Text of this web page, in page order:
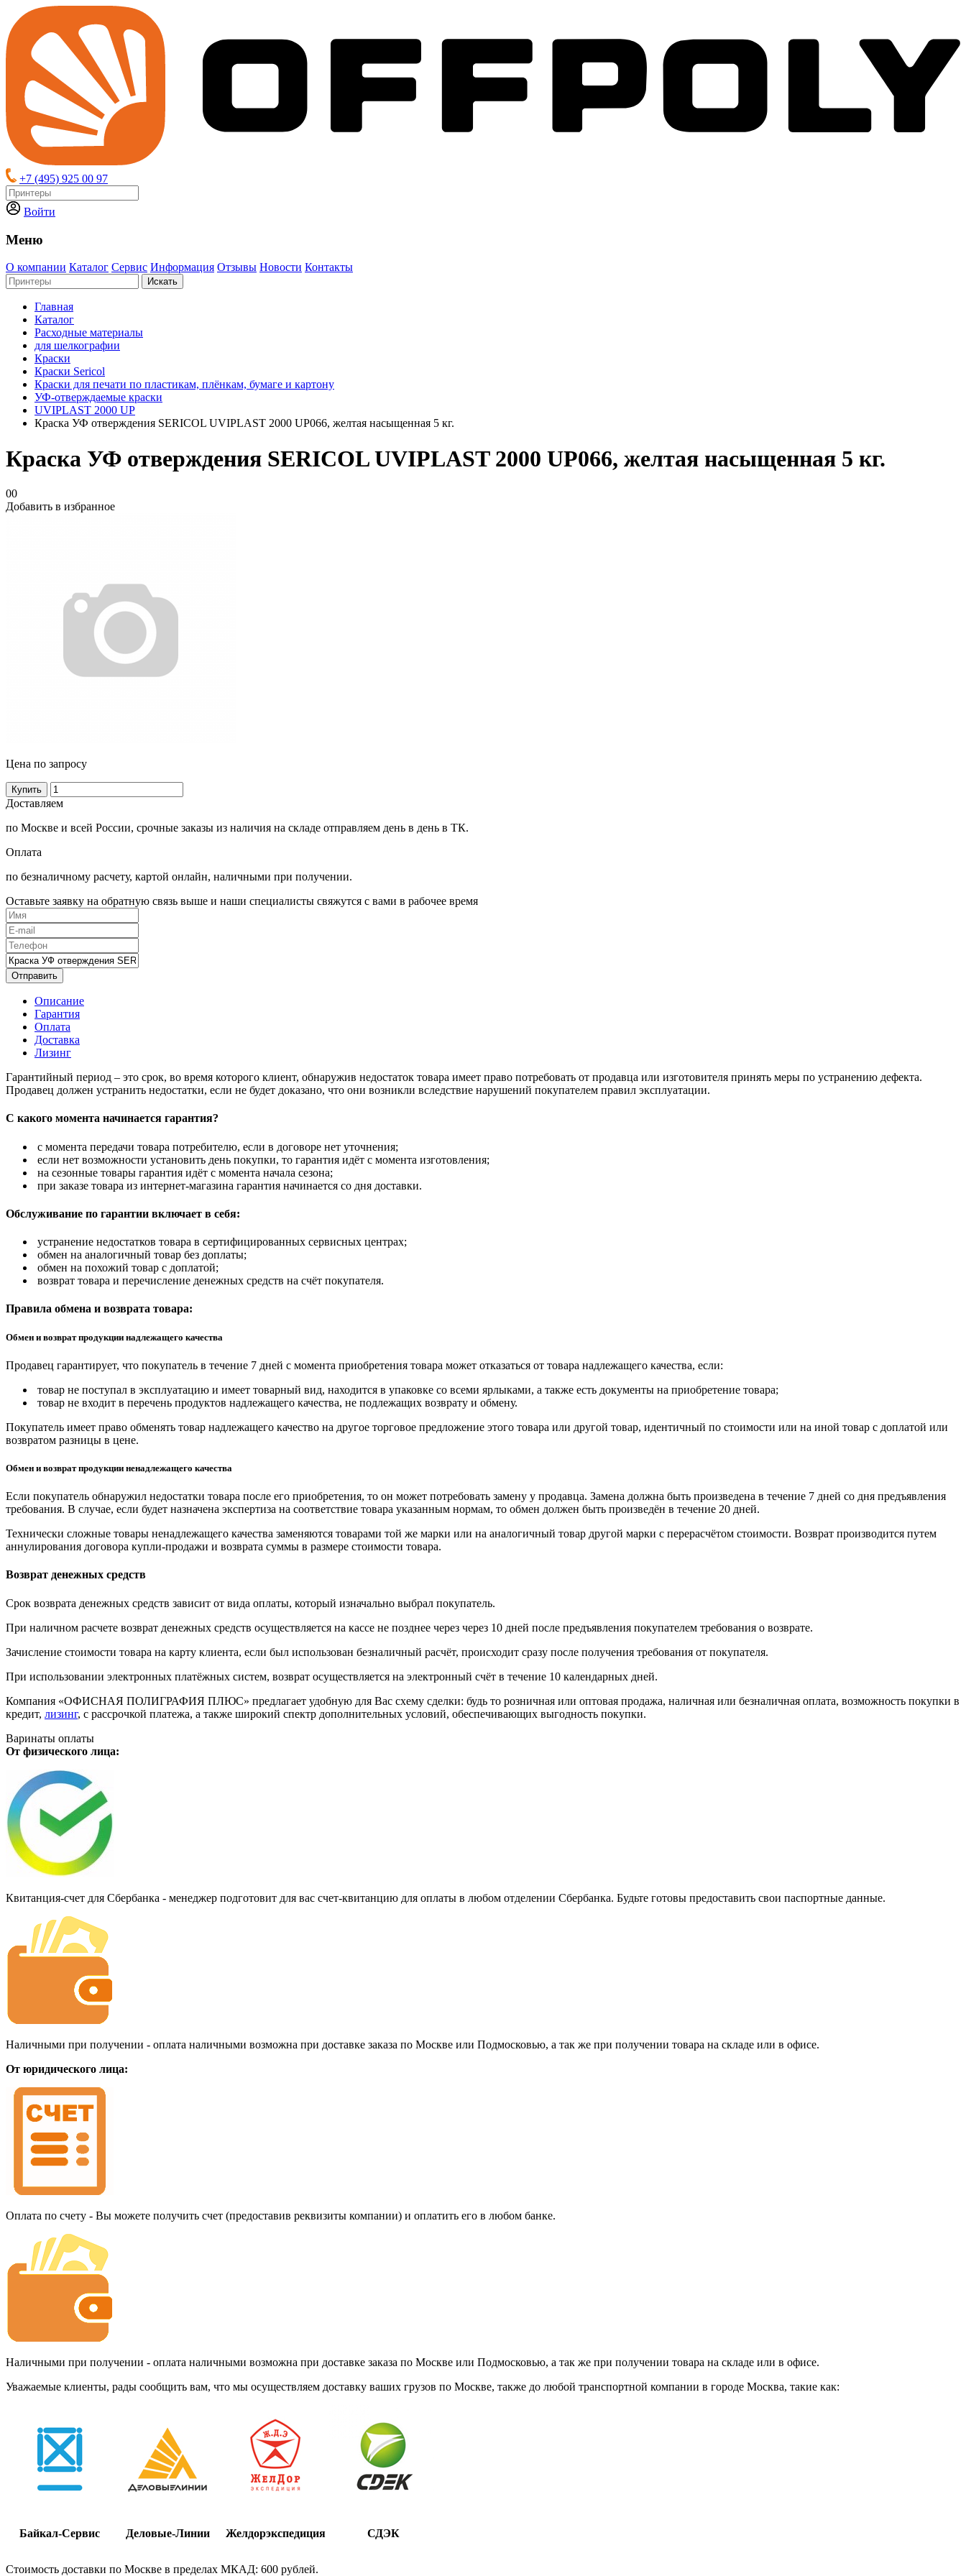
+7 (495) 925 00 97
Войти
Меню
О компании Каталог Сервис Информация Отзывы Новости Контакты
Искать
Главная
Каталог
Расходные материалы
для шелкографии
Краски
Краски Sericol
Краски для печати по пластикам, плёнкам, бумаге и картону
УФ-отверждаемые краски
UVIPLAST 2000 UP
Краска УФ отверждения SERICOL UVIPLAST 2000 UP066, желтая насыщенная 5 кг.
Краска УФ отверждения SERICOL UVIPLAST 2000 UP066, желтая насыщенная 5 кг.
00
Добавить в избранное
Цена по запросу
Купить
Доставляем
по Москве и всей России, срочные заказы из наличия на складе отправляем день в день в ТК.
Оплата
по безналичному расчету, картой онлайн, наличными при получении.
Оставьте заявку на обратную связь выше и наши специалисты свяжутся с вами в рабочее время
Отправить
Описание
Гарантия
Оплата
Доставка
Лизинг
Гарантийный период – это срок, во время которого клиент, обнаружив недостаток товара имеет право потребовать от продавца или изготовителя принять меры по устранению дефекта.
Продавец должен устранить недостатки, если не будет доказано, что они возникли вследствие нарушений покупателем правил эксплуатации.
С какого момента начинается гарантия?
с момента передачи товара потребителю, если в договоре нет уточнения;
если нет возможности установить день покупки, то гарантия идёт с момента изготовления;
на сезонные товары гарантия идёт с момента начала сезона;
при заказе товара из интернет-магазина гарантия начинается со дня доставки.
Обслуживание по гарантии включает в себя:
устранение недостатков товара в сертифицированных сервисных центрах;
обмен на аналогичный товар без доплаты;
обмен на похожий товар с доплатой;
возврат товара и перечисление денежных средств на счёт покупателя.
Правила обмена и возврата товара:
Обмен и возврат продукции надлежащего качества
Продавец гарантирует, что покупатель в течение 7 дней с момента приобретения товара может отказаться от товара надлежащего качества, если:
товар не поступал в эксплуатацию и имеет товарный вид, находится в упаковке со всеми ярлыками, а также есть документы на приобретение товара;
товар не входит в перечень продуктов надлежащего качества, не подлежащих возврату и обмену.
Покупатель имеет право обменять товар надлежащего качество на другое торговое предложение этого товара или другой товар, идентичный по стоимости или на иной товар с доплатой или
возвратом разницы в цене.
Обмен и возврат продукции ненадлежащего качества
Если покупатель обнаружил недостатки товара после его приобретения, то он может потребовать замену у продавца. Замена должна быть произведена в течение 7 дней со дня предъявления
требования. В случае, если будет назначена экспертиза на соответствие товара указанным нормам, то обмен должен быть произведён в течение 20 дней.
Технически сложные товары ненадлежащего качества заменяются товарами той же марки или на аналогичный товар другой марки с перерасчётом стоимости. Возврат производится путем
аннулирования договора купли-продажи и возврата суммы в размере стоимости товара.
Возврат денежных средств
Срок возврата денежных средств зависит от вида оплаты, который изначально выбрал покупатель.
При наличном расчете возврат денежных средств осуществляется на кассе не позднее через через 10 дней после предъявления покупателем требования о возврате.
Зачисление стоимости товара на карту клиента, если был использован безналичный расчёт, происходит сразу после получения требования от покупателя.
При использовании электронных платёжных систем, возврат осуществляется на электронный счёт в течение 10 календарных дней.
Компания «ОФИСНАЯ ПОЛИГРАФИЯ ПЛЮС» предлагает удобную для Вас схему сделки: будь то розничная или оптовая продажа, наличная или безналичная оплата, возможность покупки в
кредит, лизинг, с рассрочкой платежа, а также широкий спектр дополнительных условий, обеспечивающих выгодность покупки.
Варинаты оплаты
От физического лица:
Квитанция-счет для Сбербанка - менеджер подготовит для вас счет-квитанцию для оплаты в любом отделении Сбербанка. Будьте готовы предоставить свои паспортные данные.
Наличными при получении - оплата наличными возможна при доставке заказа по Москве или Подмосковью, а так же при получении товара на складе или в офисе.
От юридического лица:
Оплата по счету - Вы можете получить счет (предоставив реквизиты компании) и оплатить его в любом банке.
Наличными при получении - оплата наличными возможна при доставке заказа по Москве или Подмосковью, а так же при получении товара на складе или в офисе.
Уважаемые клиенты, рады сообщить вам, что мы осуществляем доставку ваших грузов по Москве, также до любой транспортной компании в городе Москва, такие как:
Байкал-Сервис Деловые-Линии Желдорэкспедиция СДЭК
Стоимость доставки по Москве в пределах МКАД: 600 рублей.